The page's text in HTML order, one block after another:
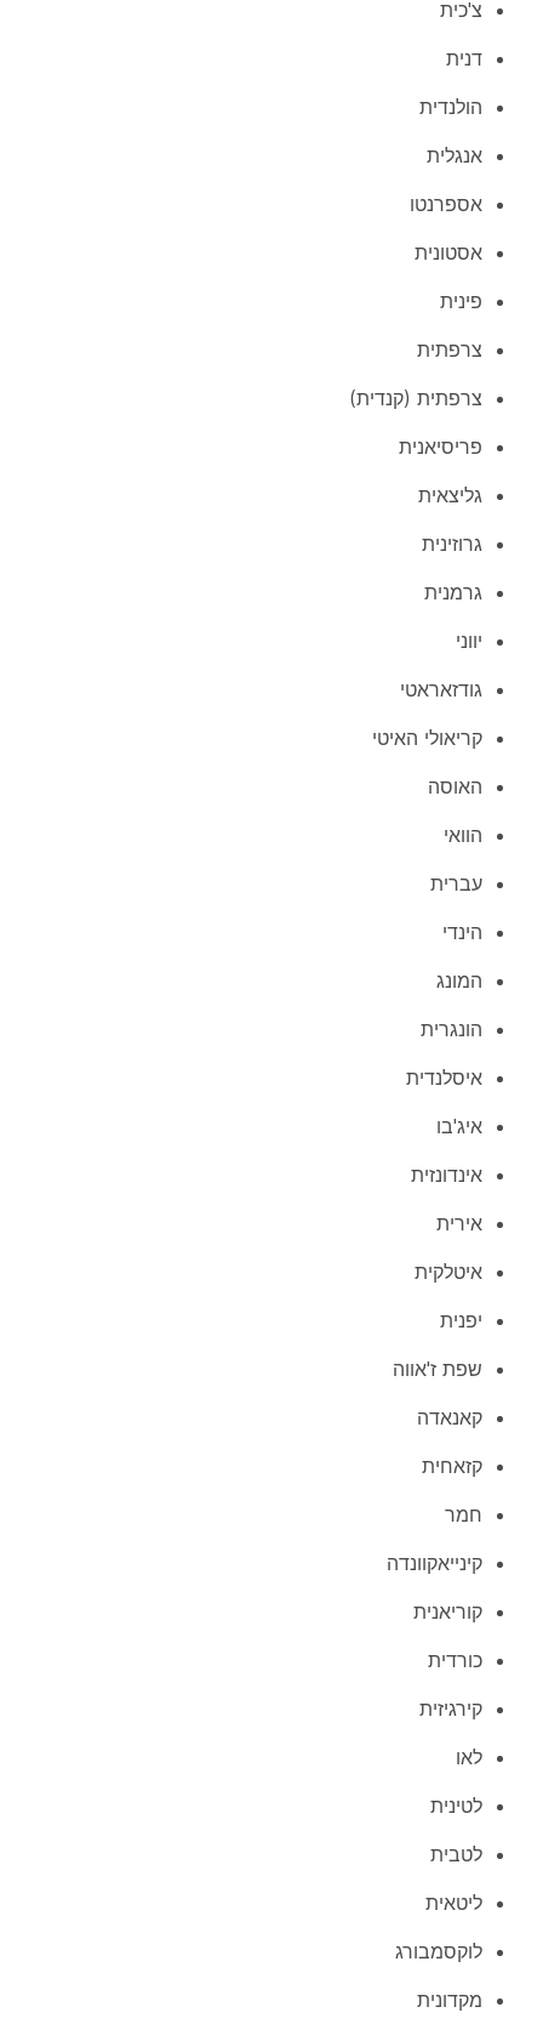
צ'כית
דנית
הולנדית
אנגלית
אספרנטו
אסטונית
פינית
צרפתית
צרפתית (קנדית)
פריסיאנית
גליצאית
גרוזינית
גרמנית
יווני
גודזאראטי
קריאולי האיטי
האוסה
הוואי
עברית
הינדי
המונג
הונגרית
איסלנדית
איג'בו
אינדונזית
אירית
איטלקית
יפנית
שפת ז'אווה
קאנאדה
קזאחית
חמר
קינייאקוונדה
קוריאנית
כורדית
קירגיזית
לאו
לטינית
לטבית
ליטאית
לוקסמבורג
מקדונית